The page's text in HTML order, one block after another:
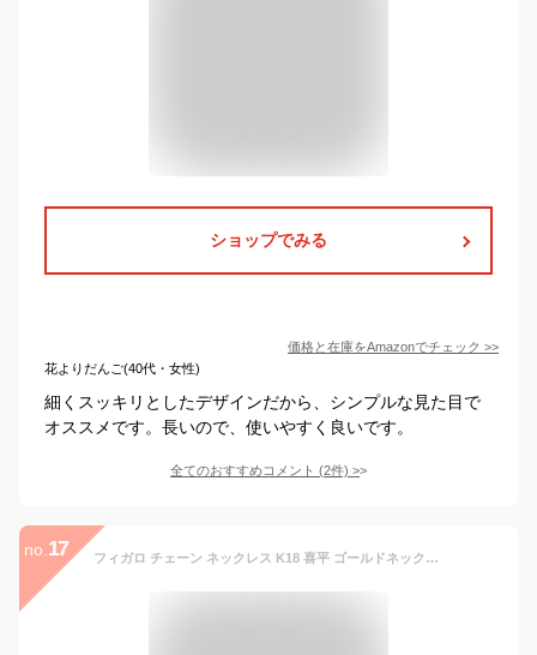
ショップでみる
価格と在庫をAmazonでチェック >>
花よりだんご(40代・女性)
細くスッキリとしたデザインだから、シンプルな見た目で
オススメです。長いので、使いやすく良いです。
全てのおすすめコメント (2件) >
no. 17 フィガロ チェーン ネックレス K18 喜平 ゴールドネックレス 18金 18k キヘイ メンズ レディース アクセサリー ギフト 18kネックレス k18ネックレス 造幣局検定 分割払い 引き輪 即納 日本製 喜平 ネックレスチェーン【フィガロ0.6φ 幅2.0mm 50cm】